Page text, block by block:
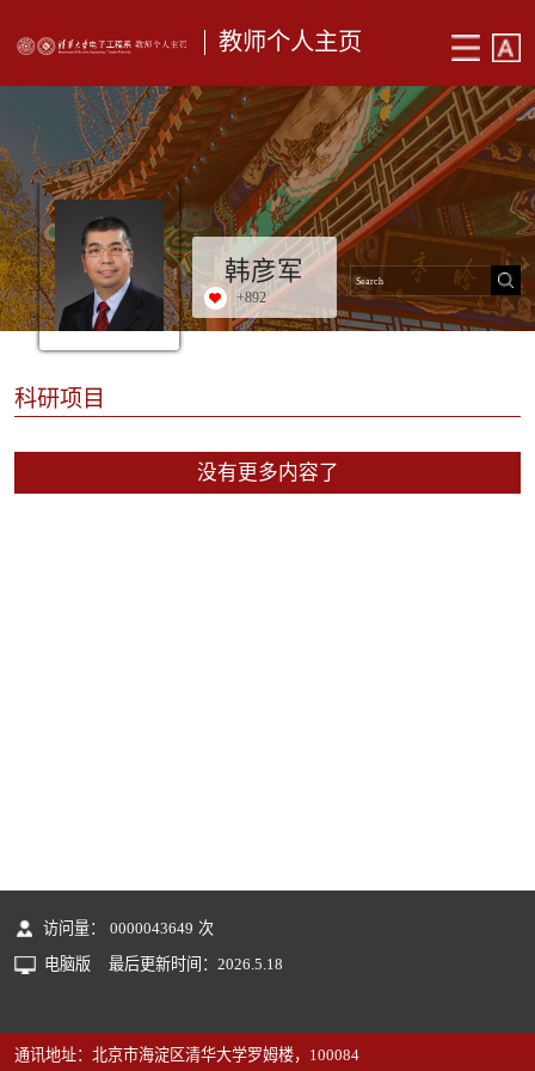
教师个人主页
韩彦军
+892
科研项目
没有更多内容了
访问量： 0000043649 次
电脑版
最后更新时间： 2026 5 18
通讯地址：北京市海淀区清华大学罗姆楼，100084